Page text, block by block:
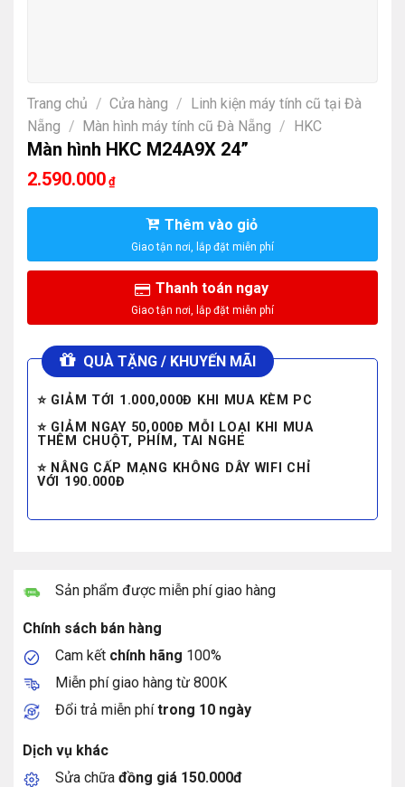
Trang chủ / Cửa hàng /
Linh kiện máy tính cũ tại Đà
Nẵng / Màn hình máy tính cũ Đà Nẵng / HKC
Màn hình HKC M24A9X 24”
2.590.000 ₫
Thêm vào giỏ
Thanh toán ngay
QUÀ TẶNG / KHUYẾN MÃI
⭐ GIẢM TỚI 1.000,000Đ KHI MUA KÈM PC
⭐ GIẢM NGAY 50,000Đ MỖI LOẠI KHI MUA
THÊM CHUỘT, PHÍM, TAI NGHE
⭐ NÂNG CẤP MẠNG KHÔNG DÂY WIFI CHỈ
VỚI 190.000Đ
Sản phẩm được miễn phí giao hàng
Chính sách bán hàng
Cam kết chính hãng 100%
Miễn phí giao hàng từ 800K
Đổi trả miễn phítrong 10 ngày
Dịch vụ khác
Sửa chữa đồng giá 150.000đ